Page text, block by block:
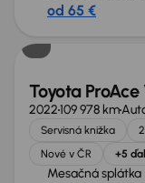
od 65 €
Zlacnené o 2 800
Toyota ProAce
2022109 978 km
Servisná knižka
Nové v ČR
+5
Mesačná splátka